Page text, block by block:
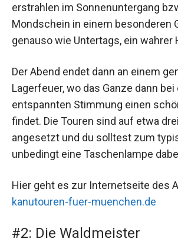
erstrahlen im Sonnenuntergang
Mondschein in einem besonderen
genauso wie Untertags, ein wahrer
Der Abend endet dann an einem
Lagerfeuer, wo das Ganze dann bei
entspannten Stimmung einen
findet. Die Touren sind auf etwa
angesetzt und du solltest zum
unbedingt eine Taschenlampe
Hier geht es zur Internetseite des
kanutouren-fuer-muenchen.de
#2: Die Waldmeister